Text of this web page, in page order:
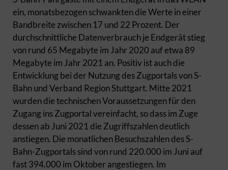
ein, monatsbezogen schwankten die Werte in einer
Bandbreite zwischen 17 und 22 Prozent. Der
durchschnittliche Datenverbrauch je Endgerät stieg
von rund 65 Megabyte im Jahr 2020 auf etwa 89
Megabyte im Jahr 2021 an. Positiv ist auch die
Entwicklung bei der Nutzung des Zugportals von S-
Bahn und Verband Region Stuttgart. Mitte 2021
wurden die technischen Voraussetzungen für den
Zugang ins Zugportal vereinfacht, so dass im Zuge
dessen ab Juni 2021 die Zugriffszahlen deutlich
anstiegen. Die monatlichen Besuchszahlen des S-
Bahn-Zugportals sind von rund 220.000 im Juni auf
fast 394.000 im Oktober angestiegen. Im